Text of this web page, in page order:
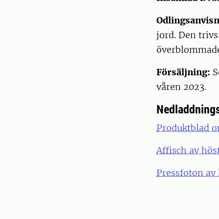
jord. Den
Försäljning:
våren 2023.
Produktblad
Affisch av
Pressfoton